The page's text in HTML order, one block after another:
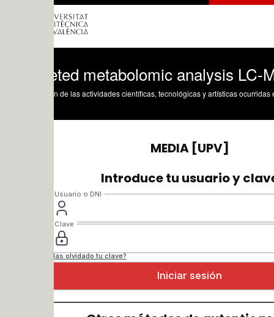
metabolomic analysis LC-MS
de las actividades científicas, tecnológicas y artísticas ocurridas en los tres